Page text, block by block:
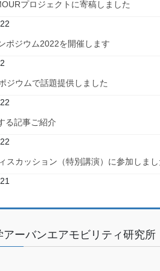
プロジェクトに寄稿しました
ポジウム2022を開催します
ジウムで話題提供しました
る記事ご紹介
スカッション（特別講演）に参加しま
アーバンエアモビリティ研究所